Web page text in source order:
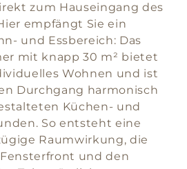
zum Hauseingang des
empfängt Sie ein
und Essbereich: Das
mit knapp 30 m² bietet
Wohnen und ist
Durchgang harmonisch
Küchen- und
So entsteht eine
Raumwirkung, die
und den